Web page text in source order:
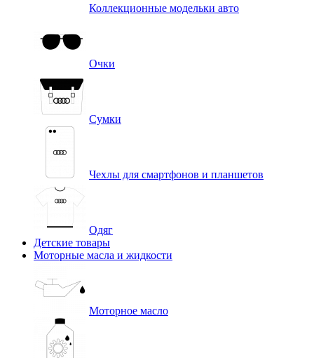
Коллекционные модельки авто
Очки
Сумки
Чехлы для смартфонов и планшетов
Одяг
Детские товары
Моторные масла и жидкости
Моторное масло